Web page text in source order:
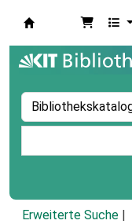
Erweiterte Suche